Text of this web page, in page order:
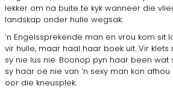
lekker om na buite te kyk wanneer die
landskap onder hulle wegsak.
’n Engelssprekende man en vrou kom sit
vir hulle, maar haal haar boek uit. Vir
sy nie lus nie. Boonop pyn haar been
sy haar oë nie van ’n sexy man kon afhou
oor die kneusplek.